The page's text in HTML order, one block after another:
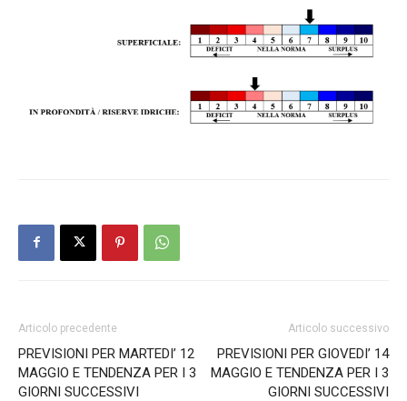
Articolo precedente
PREVISIONI PER MARTEDI’ 12
MAGGIO E TENDENZA PER I 3
GIORNI SUCCESSIVI
Articolo successivo
PREVISIONI PER GIOVEDI’ 14
MAGGIO E TENDENZA PER I 3
GIORNI SUCCESSIVI